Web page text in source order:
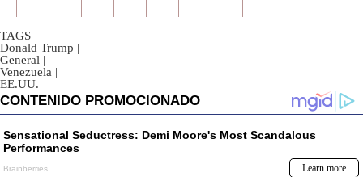
TAGS
Donald Trump |
General |
Venezuela |
EE.UU.